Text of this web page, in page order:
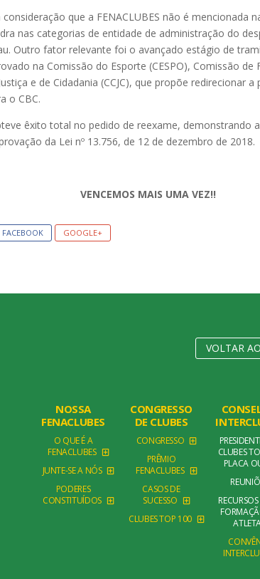
que a FENACLUBES não é mencionada
nas categorias de entidade de administração do
Outro fator relevante foi o avançado estágio de
na Comissão do Esporte (CESPO), Comissão de
e de Cidadania (CCJC), que propõe redirecionar
o CBC.
êxito total no pedido de reexame, demonstrando
da Lei nº 13.756, de 12 de dezembro de 2018.
VENCEMOS MAIS UMA VEZ!!
FACEBOOK GOOGLE+
VOLTAR
NOSSA
FENACLUBES
O QUE É A
FENACLUBES
JUNTE-SE A NÓS
PODERES
CONSTITUÍDOS
CONGRESSO
DE CLUBES
CONGRESSO
PRÊMIO
FENACLUBES
CASOS DE
SUCESSO
CLUBES TOP 100
CLUBES
PLACA